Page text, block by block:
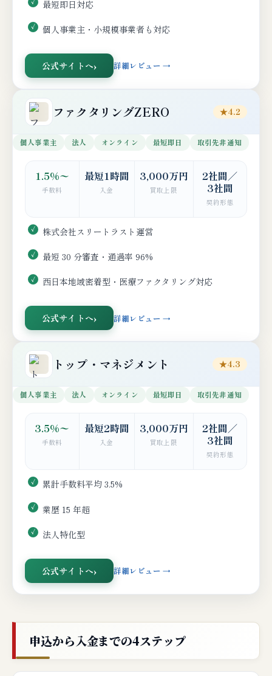
最短即日対応
個人事業主・小規模事業者も対応
公式サイトへ 詳細レビュー →
ファクタリングZERO ★4.2
個人事業主 法人 オンライン 最短即日 取引先非通知
1.5%〜
手数料
最短1時間
入金
3,000万円
買取上限
2社間／
3社間
契約形態
株式会社スリートラスト運営
最短 30 分審査・通過率 96%
西日本地域密着型・医療ファクタリング対応
公式サイトへ 詳細レビュー →
トップ・マネジメント ★4.3
個人事業主 法人 オンライン 最短即日 取引先非通知
3.5%〜
手数料
最短2時間
入金
3,000万円
買取上限
2社間／
3社間
契約形態
累計手数料平均 3.5%
業歴 15 年超
法人特化型
公式サイトへ 詳細レビュー →
申込から入金までの4ステップ